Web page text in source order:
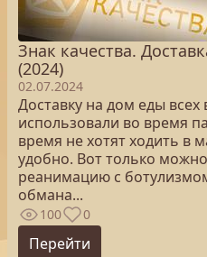
Знак качества.
(2024)
02.07.2024
Доставку на дом еды
использовали во время
время не хотят ходить в
удобно. Вот только
реанимацию с
обмана...
100 0
Перейти